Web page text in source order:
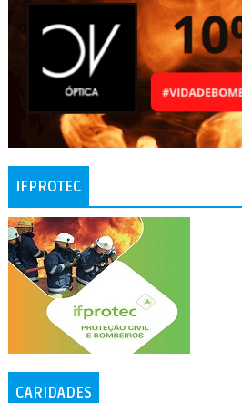
IFPROTEC
CARIDADES